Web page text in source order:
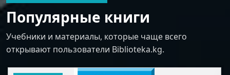
Популярные книги
Учебники и материалы, которые чаще всего
открывают пользователи Biblioteka.kg.